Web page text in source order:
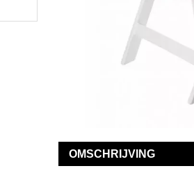
OMSCHRIJVING